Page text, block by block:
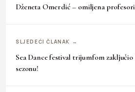
Dženeta Omerdić – omiljena
SLJEDEĆI ČLANAK →
Sea Dance festival trijumfom
sezonu!